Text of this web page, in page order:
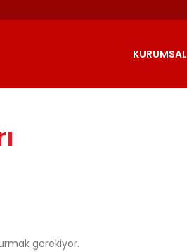
KURUMSAL
gerekiyor.